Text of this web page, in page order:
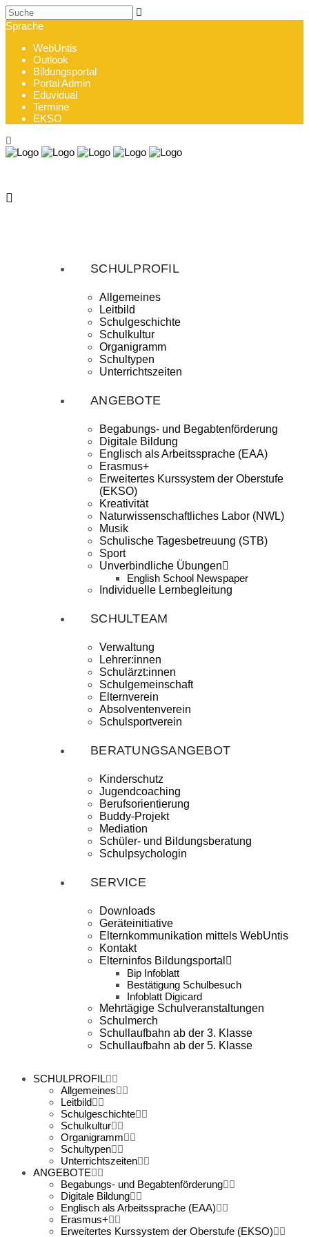
Sprache
WebUntis
Outlook
Bildungsportal
Portal Admin
Eduvidual
Termine
EKSO
SCHULPROFIL
Allgemeines
Leitbild
Schulgeschichte
Schulkultur
Organigramm
Schultypen
Unterrichtszeiten
ANGEBOTE
Begabungs- und Begabtenförderung
Digitale Bildung
Englisch als Arbeitssprache (EAA)
Erasmus+
Erweitertes Kurssystem der Oberstufe
(EKSO)
Kreativität
Naturwissenschaftliches Labor (NWL)
Musik
Schulische Tagesbetreuung (STB)
Sport
Unverbindliche Übungen
English School Newspaper
Individuelle Lernbegleitung
SCHULTEAM
Verwaltung
Lehrer:innen
Schulärzt:innen
Schulgemeinschaft
Elternverein
Absolventenverein
Schulsportverein
BERATUNGSANGEBOT
Kinderschutz
Jugendcoaching
Berufsorientierung
Buddy-Projekt
Mediation
Schüler- und Bildungsberatung
Schulpsychologin
SERVICE
Downloads
Geräteinitiative
Elternkommunikation mittels WebUntis
Kontakt
Elterninfos Bildungsportal
Bip Infoblatt
Bestätigung Schulbesuch
Infoblatt Digicard
Mehrtägige Schulveranstaltungen
Schulmerch
Schullaufbahn ab der 3. Klasse
Schullaufbahn ab der 5. Klasse
SCHULPROFIL
Allgemeines
Leitbild
Schulgeschichte
Schulkultur
Organigramm
Schultypen
Unterrichtszeiten
ANGEBOTE
Begabungs- und Begabtenförderung
Digitale Bildung
Englisch als Arbeitssprache (EAA)
Erasmus+
Erweitertes Kurssystem der Oberstufe (EKSO)